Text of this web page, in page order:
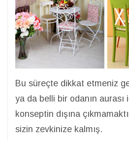
Bu süreçte dikkat etmeniz
ya da belli bir odanın
konseptin dışına
sizin zevkinize kalmış.